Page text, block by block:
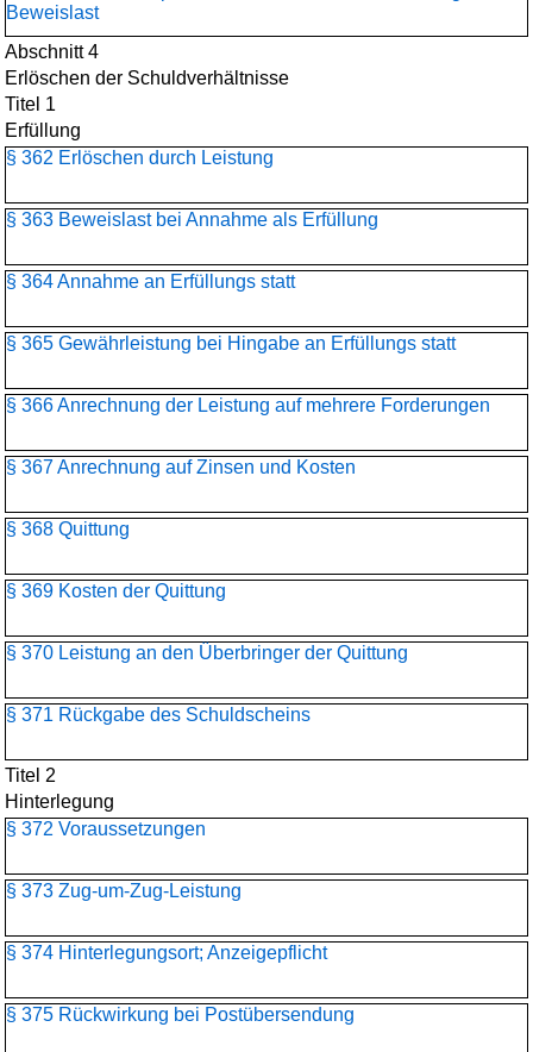
Beweislast
Abschnitt 4
Erlöschen der Schuldverhältnisse
Titel 1
Erfüllung
§ 362 Erlöschen durch Leistung
§ 363 Beweislast bei Annahme als Erfüllung
§ 364 Annahme an Erfüllungs statt
§ 365 Gewährleistung bei Hingabe an Erfüllungs statt
§ 366 Anrechnung der Leistung auf mehrere Forderungen
§ 367 Anrechnung auf Zinsen und Kosten
§ 368 Quittung
§ 369 Kosten der Quittung
§ 370 Leistung an den Überbringer der Quittung
§ 371 Rückgabe des Schuldscheins
Titel 2
Hinterlegung
§ 372 Voraussetzungen
§ 373 Zug-um-Zug-Leistung
§ 374 Hinterlegungsort; Anzeigepflicht
§ 375 Rückwirkung bei Postübersendung